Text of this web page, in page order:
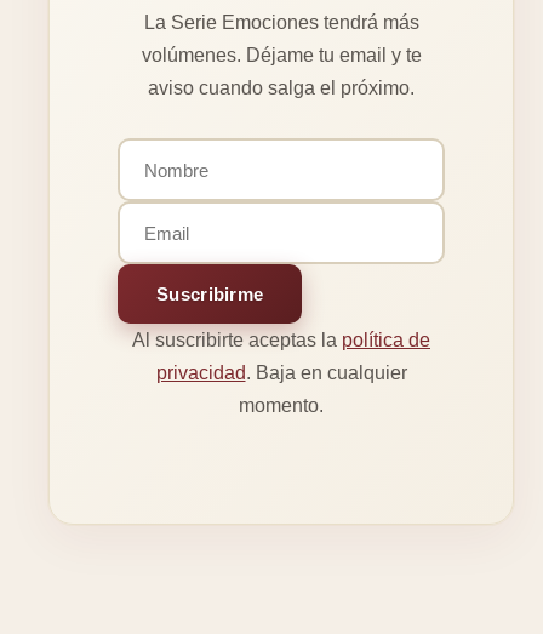
La Serie Emociones tendrá más
volúmenes. Déjame tu email y te
aviso cuando salga el próximo.
Suscribirme
Al suscribirte aceptas la política de
privacidad. Baja en cualquier
momento.